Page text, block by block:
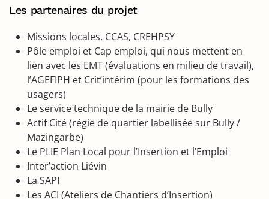
Les partenaires du projet
Missions locales, CCAS, CREHPSY
Pôle emploi et Cap emploi, qui nous mettent en
lien avec les EMT (évaluations en milieu de travail),
l’AGEFIPH et Crit’intérim (pour les formations des
usagers)
Le service technique de la mairie de Bully
Actif Cité (régie de quartier labellisée sur Bully /
Mazingarbe)
Le PLIE Plan Local pour l’Insertion et l’Emploi
Inter’action Liévin
La SAPI
Les ACI (Ateliers de Chantiers d’Insertion)